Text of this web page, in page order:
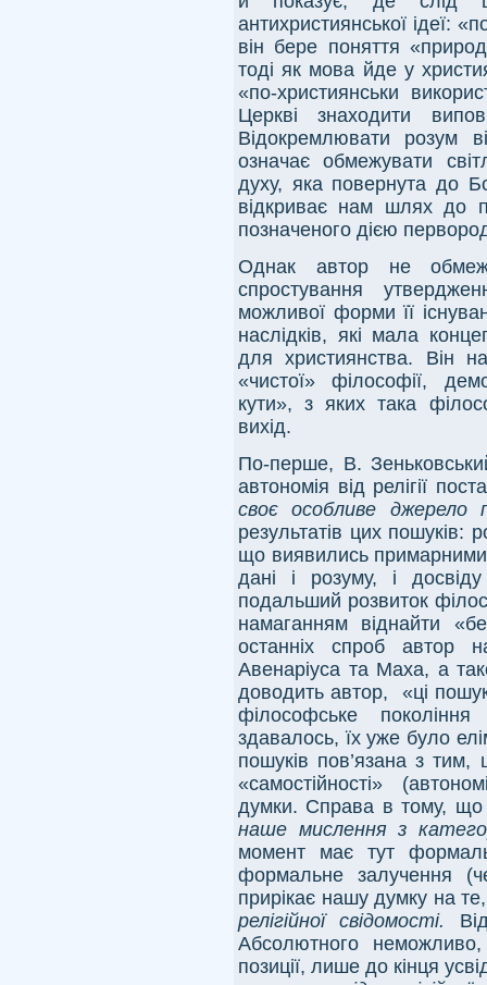
антихристиянської ідеї:
він бере поняття
тоді як мова йде у
«по-християнськи
Церкві знаходити
Відокремлювати розум
означає обмежувати
духу, яка повернута до
відкриває нам шлях до
позначеного дією
Однак автор не
спростування
можливої форми її
наслідків, які мала
для християнства. Він
«чистої» філософії,
кути», з яких така
вихід.
По-перше, В.
автономія від релігії
своє особливе джерело
результатів цих пошуків:
що виявились
дані і розуму, і
подальший розвиток
намаганням віднайти
останніх спроб автор
Авенаріуса та Маха, а
доводить автор, «ці
філософське
здавалось, їх уже було
пошуків пов’язана з
«самостійності»
думки. Справа в тому,
наше мислення з
момент має тут
формальне залучення
прирікає нашу думку на
релігійної свідомості.
Абсолютного
позиції, лише до кінця